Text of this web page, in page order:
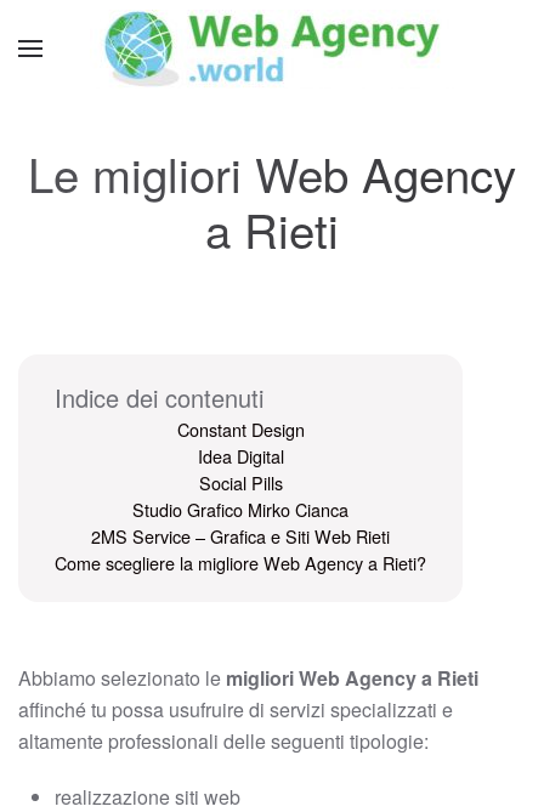
Le migliori Web Agency
a Rieti
Indice dei contenuti
Constant Design
Idea Digital
Social Pills
Studio Grafico Mirko Cianca
2MS Service – Grafica e Siti Web Rieti
Come scegliere la migliore Web Agency a Rieti?
Abbiamo selezionato le migliori Web Agency a Rieti
affinché tu possa usufruire di servizi specializzati e
altamente professionali delle seguenti tipologie:
realizzazione siti web